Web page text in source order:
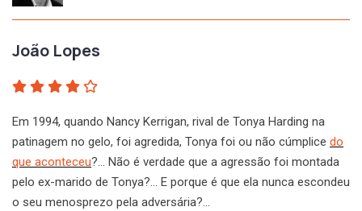
João Lopes
Em 1994, quando Nancy Kerrigan, rival de Tonya Harding na
patinagem no gelo, foi agredida, Tonya foi ou não cúmplice do
que aconteceu?… Não é verdade que a agressão foi montada
pelo ex-marido de Tonya?… E porque é que ela nunca escondeu
o seu menosprezo pela adversária?…